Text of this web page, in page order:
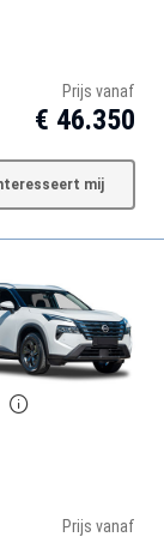
Prijs vanaf
€ 46.350
mij
Prijs vanaf